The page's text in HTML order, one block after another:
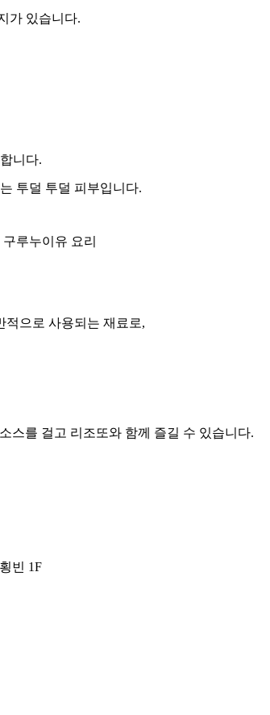
가 있습니다.
니다.
투덜 투덜 피부입니다.
루누이유 요리
적으로 사용되는 재료로,
스를 걸고 리조또와 함께 즐길 수 있습니다.
빈 1F